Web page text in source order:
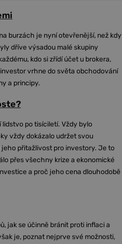
burzách je nyní otevřenější, než kdy
dříve výsadou malé skupiny
kdo si zřídí účet u brokera,
vrhne do světa obchodování
a principy.
po tisíciletí. Vždy bylo
vždy dokázalo udržet svou
přitažlivost pro investory. Je to
přes všechny krize a ekonomické
a proč jeho cena dlouhodobě
jak se účinně bránit proti inflaci a
je, poznat nejprve své možnosti,